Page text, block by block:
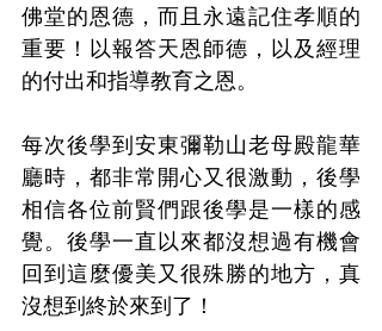
佛堂的恩德，而且永遠記住孝順的
重要！以報答天恩師德，以及經理
的付出和指導教育之恩。
每次後學到安東彌勒山老母殿龍華
廳時，都非常開心又很激動，後學
相信各位前賢們跟後學是一樣的感
覺。後學一直以來都沒想過有機會
回到這麼優美又很殊勝的地方，真
沒想到終於來到了！